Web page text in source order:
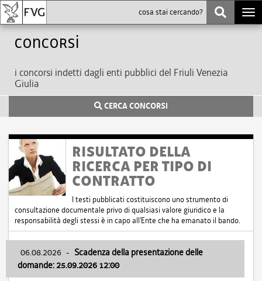
Concorsi
i concorsi indetti dagli enti pubblici del Friuli Venezia
Giulia
CERCA CONCORSI
RISULTATO DELLA
RICERCA PER TIPO DI
CONTRATTO
I testi pubblicati costituiscono uno strumento di
consultazione documentale privo di qualsiasi valore giuridico e la
responsabilità degli stessi è in capo all'Ente che ha emanato il bando.
06.08.2026 - Scadenza della presentazione delle
domande: 25.09.2026 12:00